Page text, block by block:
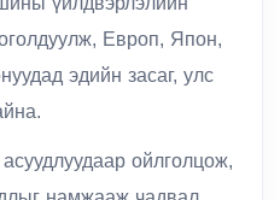
Европ, Япон,
эдийн засаг, улс
ойлголцож,